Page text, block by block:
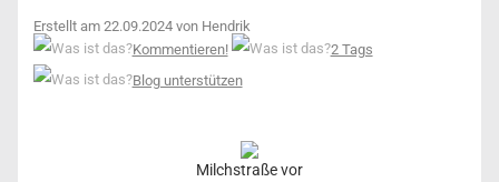
Erstellt am 22.09.2024 von Hendrik
Kommentieren!
2 Tags
Blog unterstützen
Milchstraße vor